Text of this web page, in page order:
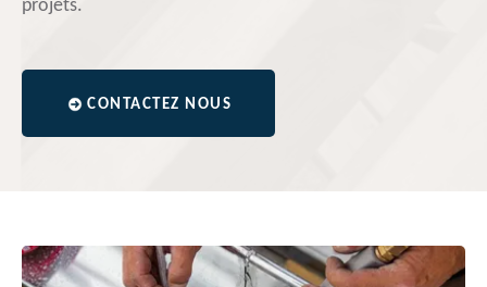
projets.
CONTACTEZ NOUS